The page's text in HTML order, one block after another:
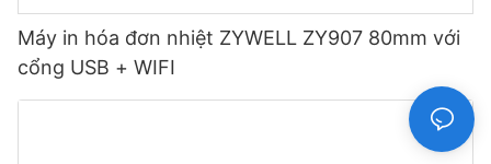
Máy in hóa đơn nhiệt ZYWELL ZY907 80mm với
cổng USB + WIFI